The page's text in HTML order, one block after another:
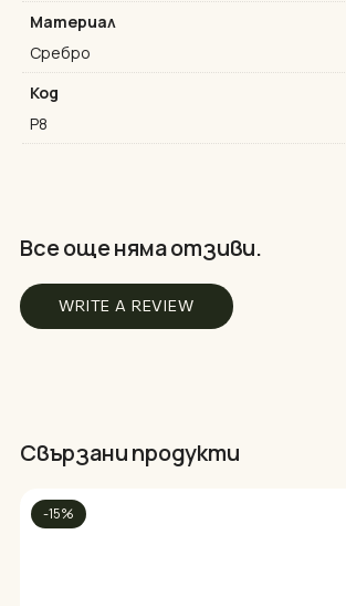
Материал
Сребро
Код
P8
Все още няма отзиви.
WRITE A REVIEW
Свързани продукти
-15%